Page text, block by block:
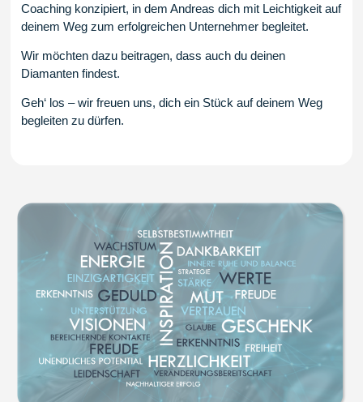
Coaching konzipiert, in dem Andreas dich mit Leichtigkeit auf
deinem Weg zum erfolgreichen Unternehmer begleitet.
Wir möchten dazu beitragen, dass auch du deinen
Diamanten findest.
Geh‘ los – wir freuen uns, dich ein Stück auf deinem Weg
begleiten zu dürfen.